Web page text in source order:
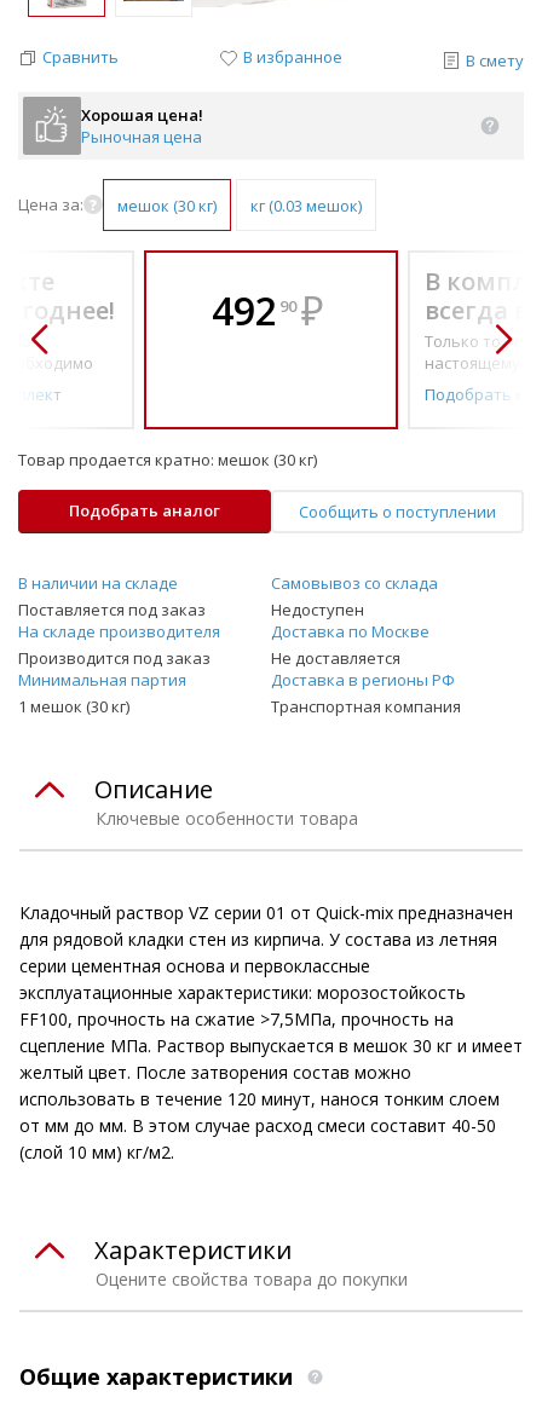
Сравнить В избранное В смету
Хорошая цена!
Рыночная цена
Цена за: мешок (30 кг) кг (0.03 мешок)
по-
492 90 ₽
В
всегда
Только то, что
настоящему
Подобрать
Товар продается кратно: мешок (30 кг)
Подобрать аналог Сообщить о поступлении
В наличии на складе
Поставляется под заказ
Самовывоз со склада
Недоступен
На складе производителя
Производится под заказ
Доставка по Москве
Не доставляется
Минимальная партия
1 мешок (30 кг)
Доставка в регионы РФ
Транспортная компания
Ключевые особенности товара
Описание
Кладочный раствор VZ серии 01 от Quick-mix предназначен
для рядовой кладки стен из кирпича. У состава из летняя
серии цементная основа и первоклассные
эксплуатационные характеристики: морозостойкость
FF100, прочность на сжатие >7,5МПа, прочность на
сцепление МПа. Раствор выпускается в мешок 30 кг и имеет
желтый цвет. После затворения состав можно
использовать в течение 120 минут, нанося тонким слоем
от мм до мм. В этом случае расход смеси составит 40-50
(слой 10 мм) кг/м2.
Оцените свойства товара до покупки
Характеристики
Общие характеристики